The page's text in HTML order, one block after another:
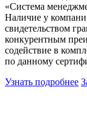
«Система
Наличие у
свидетельством
конкурентным
содействие в
по данному
Узнать подробнее